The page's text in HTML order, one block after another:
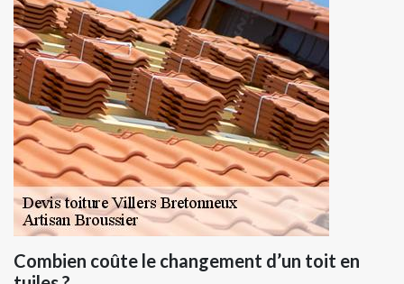
Combien coûte le changement d’un toit en